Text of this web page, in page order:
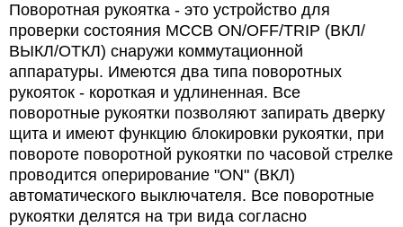
Поворотная рукоятка - это устройство для
проверки состояния MCCB ON/OFF/TRIP (ВКЛ/
ВЫКЛ/ОТКЛ) снаружи коммутационной
аппаратуры. Имеются два типа поворотных
рукояток - короткая и удлиненная. Все
поворотные рукоятки позволяют запирать дверку
щита и имеют функцию блокировки рукоятки, при
повороте поворотной рукоятки по часовой стрелке
проводится оперирование "ON" (ВКЛ)
автоматического выключателя. Все поворотные
рукоятки делятся на три вида согласно